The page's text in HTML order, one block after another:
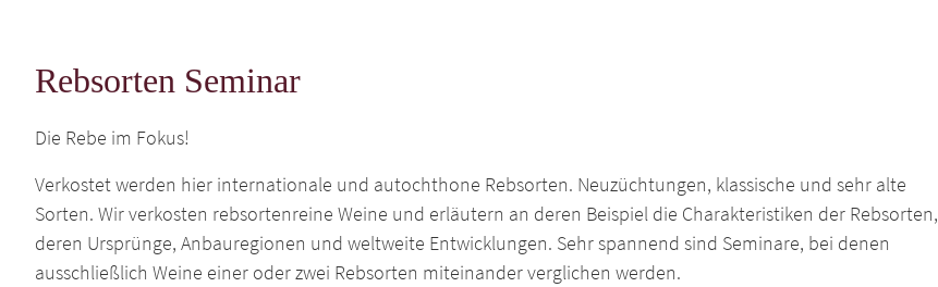
Rebsorten Seminar
Die Rebe im Fokus!
Verkostet werden hier internationale und autochthone Rebsorten. Neuzüchtungen, klassische und sehr alte
Sorten. Wir verkosten rebsortenreine Weine und erläutern an deren Beispiel die Charakteristiken der Rebsorten,
deren Ursprünge, Anbauregionen und weltweite Entwicklungen. Sehr spannend sind Seminare, bei denen
ausschließlich Weine einer oder zwei Rebsorten miteinander verglichen werden.